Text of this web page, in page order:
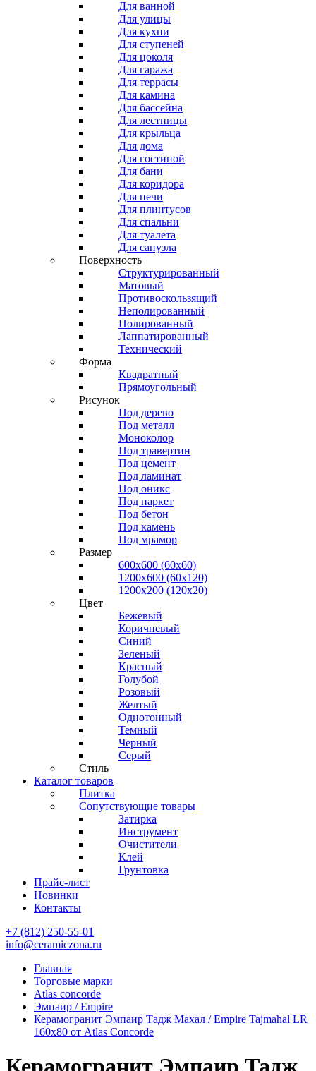
Для ванной
Для улицы
Для кухни
Для ступеней
Для цоколя
Для гаража
Для террасы
Для камина
Для бассейна
Для лестницы
Для крыльца
Для дома
Для гостиной
Для бани
Для коридора
Для печи
Для плинтусов
Для спальни
Для туалета
Для санузла
Поверхность
Структурированный
Матовый
Противоскользящий
Неполированный
Полированный
Лаппатированный
Технический
Форма
Квадратный
Прямоугольный
Рисунок
Под дерево
Под металл
Моноколор
Под травертин
Под цемент
Под ламинат
Под оникс
Под паркет
Под бетон
Под камень
Под мрамор
Размер
600х600 (60х60)
1200х600 (60х120)
1200х200 (120x20)
Цвет
Бежевый
Коричневый
Синий
Зеленый
Красный
Голубой
Розовый
Желтый
Однотонный
Темный
Черный
Серый
Стиль
Каталог товаров
Плитка
Сопутствующие товары
Затирка
Инструмент
Очистители
Клей
Грунтовка
Прайс-лист
Новинки
Контакты
+7 (812) 250-55-01
info@ceramiczona.ru
Главная
Торговые марки
Atlas concorde
Эмпаир / Empire
Керамогранит Эмпаир Тадж Махал / Empire Tajmahal LR
160x80 от Atlas Concorde